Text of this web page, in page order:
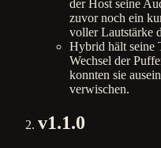
der Host seine
zuvor noch ein
voller Lautstärke
Hybrid hält seine
Wechsel der
konnten sie
verwischen.
v1.1.0